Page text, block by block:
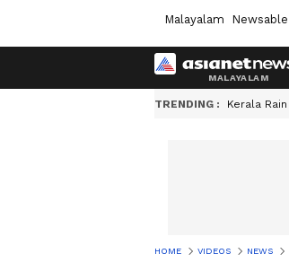
Malayalam Newsable
TRENDING : Kerala Rain
HOME VIDEOS NEWS